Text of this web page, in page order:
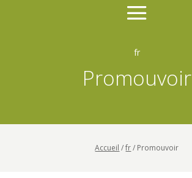
fr
Promouvoir
Accueil /fr/ Promouvoir